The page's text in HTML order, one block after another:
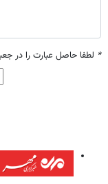
* لطفا حاصل عبارت را در